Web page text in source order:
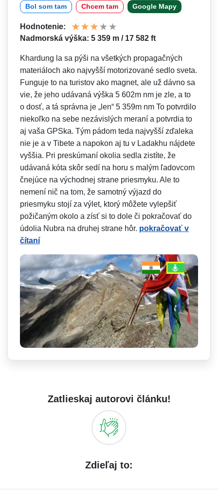
Bol som tam Chcem tam Google Mapy
Hodnotenie:
Nadmorská výška: 5 359 m / 17 582 ft
Khardung la sa pýši na všetkých propagačných
materiáloch ako najvyšší motorizované sedlo sveta.
Funguje to na turistov ako magnet, ale už dávno sa
vie, že jeho udávaná výška 5 602m nm je zle, a to
o dosť, a tá správna je „len“ 5 359m nm To potvrdilo
niekoľko na sebe nezávislých meraní a potvrdia to
aj vaša GPSka. Tým pádom teda najvyšší zďaleka
nie je a v Tibete a napokon aj tu v Ladakhu nájdete
vyššia. Pri preskúmaní okolia sedla zistíte, že
udávaná kóta skôr sedí na horu s malým ľadovcom
čnejúce na východnej strane priesmyku. Ale to
nemení nič na tom, že samotný výjazd do
priesmyku stojí za výlet, ktorý môžete vylepšiť
požičaným okolo a zísť si to dole či pokračovať do
údolia Nubra na druhej strane hôr. pokračovať v
čítaní
Zatlieskaj autorovi článku!
Zdieľaj to: